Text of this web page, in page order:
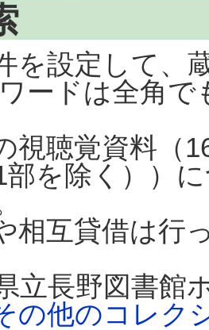
を設定して、
ードは全角
視聴覚資料（
部を除く））
相互貸借は行
立長野図書館
の他のコレク